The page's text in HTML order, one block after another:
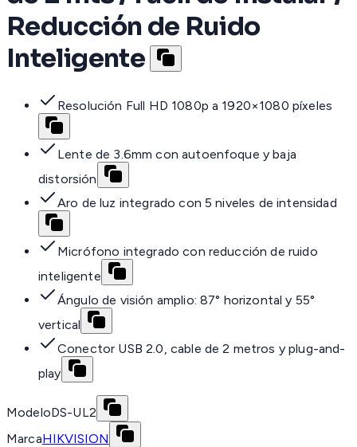
Reducción de Ruido
Inteligente
Resolución Full HD 1080p a 1920×1080 píxeles
Lente de 3.6mm con autoenfoque y baja
distorsión
Aro de luz integrado con 5 niveles de intensidad
Micrófono integrado con reducción de ruido
inteligente
Ángulo de visión amplio: 87° horizontal y 55°
vertical
Conector USB 2.0, cable de 2 metros y plug-and-
play
ModeloDS-UL2
MarcaHIKVISION